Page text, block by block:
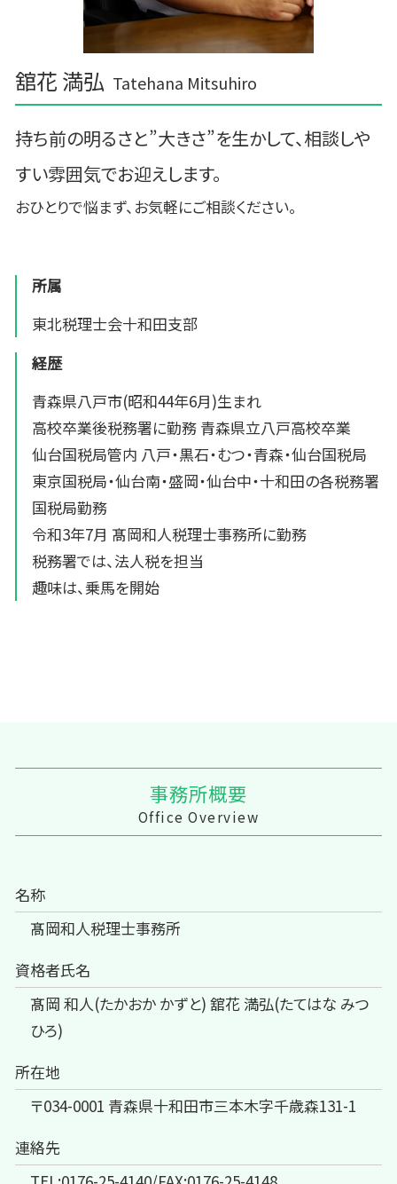
舘花 満弘 Tatehana Mitsuhiro
持ち前の明るさと”大きさ”を生かして、相談しや
すい雰囲気でお迎えします。
おひとりで悩まず、お気軽にご相談ください。
所属
東北税理士会十和田支部
経歴
青森県八戸市(昭和44年6月)生まれ
高校卒業後税務署に勤務 青森県立八戸高校卒業
仙台国税局管内 八戸・黒石・むつ・青森・仙台国税局
東京国税局・仙台南・盛岡・仙台中・十和田の各税務署
国税局勤務
令和3年7月 髙岡和人税理士事務所に勤務
税務署では、法人税を担当
趣味は、乗馬を開始
事務所概要
Office Overview
名称
髙岡和人税理士事務所
資格者氏名
髙岡 和人(たかおか かずと) 舘花 満弘(たてはな みつ
ひろ)
所在地
〒034-0001 青森県十和田市三本木字千歳森131-1
連絡先